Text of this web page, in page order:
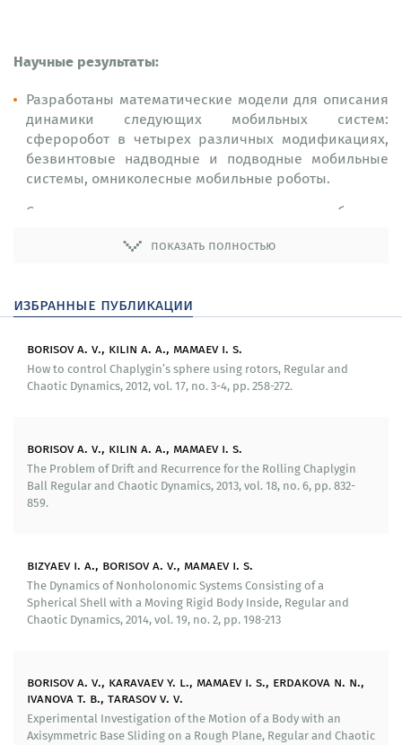
Научные результаты:
Разработаны математические модели для описания
динамики следующих мобильных систем:
сфероробот в четырех различных модификациях,
безвинтовые надводные и подводные мобильные
системы, омниколесные мобильные роботы.
Созданы и усовершенствованы натурные образцы
мобильных систем разработаны и запатентованы
Разработаны новые методы анализа динамического
поведения робототехнических систем, в том числе
неголономных и систем с трением. Разработанные
методы находят широкое применение также при
исследовании различных динамических систем в
исследования движения тел в жидкости и по
различным поверхностям. Полученные
экспериментальные результаты для
Внедрение результатов исследования:
теоретической основой для построения алгоритмов
динамического управления роботами и анализа
областей устойчивости движения мобильных
устройств.
показать полностью
избранные публикации
borisov a. v., kilin a. a., mamaev i. s.
How to control Chaplygin’s sphere using rotors, Regular and
Chaotic Dynamics, 2012, vol. 17, no. 3-4, pp. 258-272.
borisov a. v., kilin a. a., mamaev i. s.
The Problem of Drift and Recurrence for the Rolling Chaplygin
Ball Regular and Chaotic Dynamics, 2013, vol. 18, no. 6, pp. 832-
859.
bizyaev i. a., borisov a. v., mamaev i. s.
The Dynamics of Nonholonomic Systems Consisting of a
Spherical Shell with a Moving Rigid Body Inside, Regular and
Chaotic Dynamics, 2014, vol. 19, no. 2, pp. 198-213
borisov a. v., karavaev y. l., mamaev i. s., erdakova n. n.,
ivanova t. b., tarasov v. v.
Experimental Investigation of the Motion of a Body with an
Axisymmetric Base Sliding on a Rough Plane, Regular and Chaotic